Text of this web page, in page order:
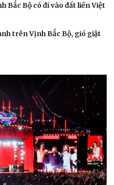
Bắc Bộ có đi vào đất liền Việt
trên Vịnh Bắc Bộ, gió giật